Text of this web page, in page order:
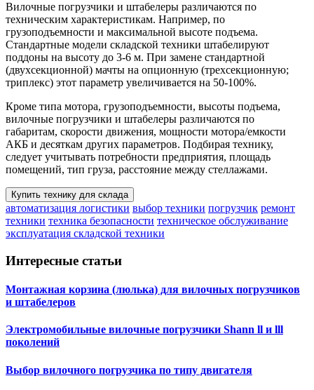
Вилочные погрузчики и штабелеры различаются по
техническим характеристикам. Например, по
грузоподъемности и максимальной высоте подъема.
Стандартные модели складской техники штабелируют
поддоны на высоту до 3-6 м. При замене стандартной
(двухсекционной) мачты на опционную (трехсекционную;
триплекс) этот параметр увеличивается на 50-100%.
Кроме типа мотора, грузоподъемности, высоты подъема,
вилочные погрузчики и штабелеры различаются по
габаритам, скорости движения, мощности мотора/емкости
АКБ и десяткам других параметров. Подбирая технику,
следует учитывать потребности предприятия, площадь
помещений, тип груза, расстояние между стеллажами.
Купить технику для склада
автоматизация логистики выбор техники погрузчик ремонт
техники техника безопасности техническое обслуживание
эксплуатация складской техники
Интересные статьи
Монтажная корзина (люлька) для вилочных погрузчиков
и штабелеров
Электромобильные вилочные погрузчики Shann ll и lll
поколений
Выбор вилочного погрузчика по типу двигателя